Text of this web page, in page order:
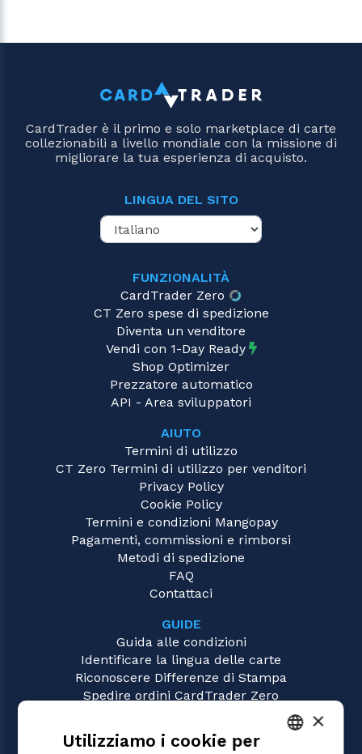
CardTrader è il primo e solo marketplace di carte
collezionabili a livello mondiale con la missione di
migliorare la tua esperienza di acquisto.
LINGUA DEL SITO
FUNZIONALITÀ
CardTrader Zero
CT Zero spese di spedizione
Diventa un venditore
Vendi con 1-Day Ready
Shop Optimizer
Prezzatore automatico
API - Area sviluppatori
AIUTO
Termini di utilizzo
CT Zero Termini di utilizzo per venditori
Privacy Policy
Cookie Policy
Termini e condizioni Mangopay
Pagamenti, commissioni e rimborsi
Metodi di spedizione
FAQ
Contattaci
GUIDE
Guida alle condizioni
Identificare la lingua delle carte
Riconoscere Differenze di Stampa
Spedire ordini CardTrader Zero
GIOCHI
×
Utilizziamo i cookie per